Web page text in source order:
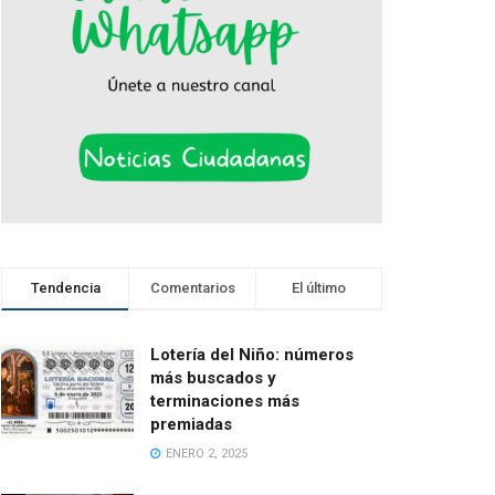
Tendencia Comentarios El último
Lotería del Niño: números
más buscados y
terminaciones más
premiadas
ENERO 2, 2025